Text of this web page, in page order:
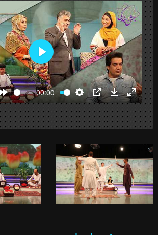
Forward
10s
00:00
Settings
PIP Download
Enter
Play